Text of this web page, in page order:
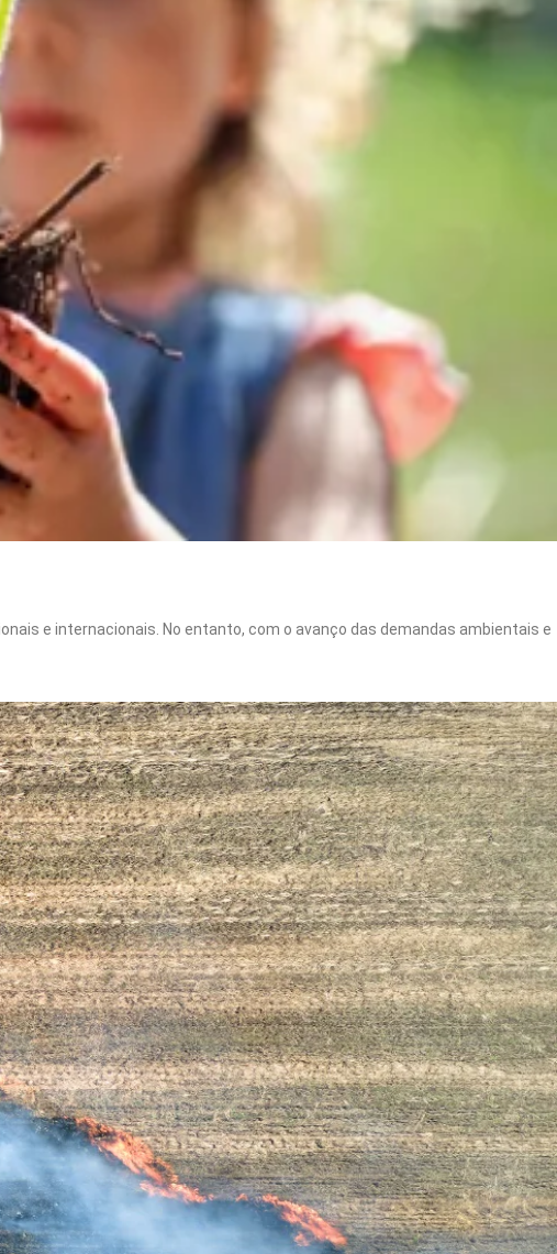
e internacionais. No entanto, com o avanço das demandas ambientais e